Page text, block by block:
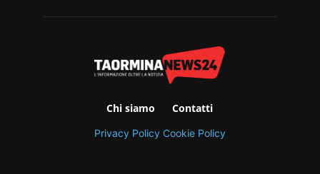
Chi siamo Contatti
Privacy Policy Cookie Policy